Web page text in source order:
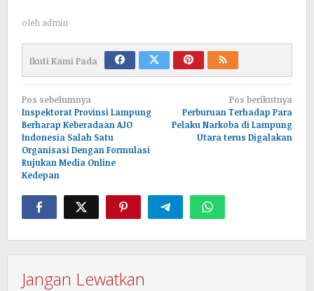
oleh admin
Ikuti Kami Pada
Navigasi
pos
Pos sebelumnya
Inspektorat Provinsi Lampung
Berharap Keberadaan AJO
Indonesia Salah Satu
Organisasi Dengan Formulasi
Rujukan Media Online
Kedepan
Pos berikutnya
Perburuan Terhadap Para
Pelaku Narkoba di Lampung
Utara terus Digalakan
Jangan Lewatkan